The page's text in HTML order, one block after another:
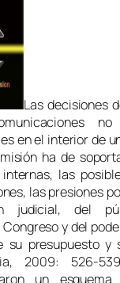
Las decisiones
en el interior de
ha de
las
las presiones
judicial, del
y del
su presupuesto y
2009: 526-
un